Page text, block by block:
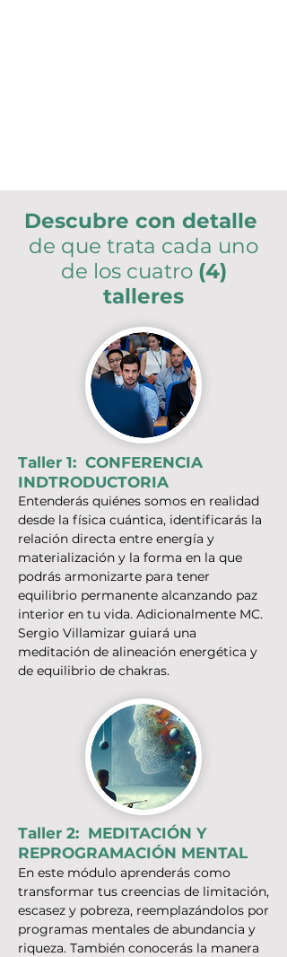
Descubre con detalle
de que trata cada uno
de los cuatro (4)
talleres
Taller 1: CONFERENCIA
INDTRODUCTORIA
Entenderás quiénes somos en realidad
desde la física cuántica, identificarás la
relación directa entre energía y
materialización y la forma en la que
podrás armonizarte para tener
equilibrio permanente alcanzando paz
interior en tu vida. Adicionalmente MC.
Sergio Villamizar guiará una
meditación de alineación energética y
de equilibrio de chakras.
Taller 2: MEDITACIÓN Y
REPROGRAMACIÓN MENTAL
En este módulo aprenderás como
transformar tus creencias de limitación,
escasez y pobreza, reemplazándolos por
programas mentales de abundancia y
riqueza. También conocerás la manera